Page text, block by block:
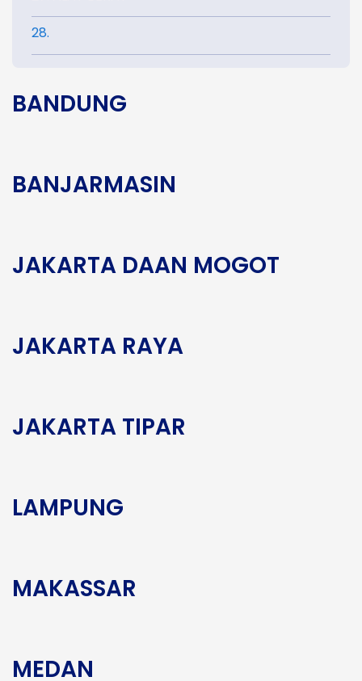
28.
BANDUNG
BANJARMASIN
JAKARTA DAAN MOGOT
JAKARTA RAYA
JAKARTA TIPAR
LAMPUNG
MAKASSAR
MEDAN